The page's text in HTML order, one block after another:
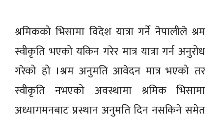
श्रमिकको भिसामा विदेश यात्रा गर्ने नेपालीले श्रम
स्वीकृति भएको यकिन गरेर मात्र यात्रा गर्न अनुरोध
गरेको हो ।श्रम अनुमति आवेदन मात्र भएको तर
स्वीकृति नभएको अवस्थामा श्रमिक भिसामा
अध्यागमनबाट प्रस्थान अनुमति दिन नसकिने समेत